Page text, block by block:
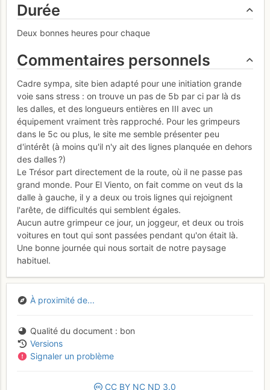
Durée
Deux bonnes heures pour chaque
Commentaires personnels
Cadre sympa, site bien adapté pour une initiation grande
voie sans stress : on trouve un pas de 5b par ci par là ds
les dalles, et des longueurs entières en III avec un
équipement vraiment très rapproché. Pour les grimpeurs
dans le 5c ou plus, le site me semble présenter peu
d'intérêt (à moins qu'il n'y ait des lignes planquée en dehors
des dalles ?)
Le Trésor part directement de la route, où il ne passe pas
grand monde. Pour El Viento, on fait comme on veut ds la
dalle à gauche, il y a deux ou trois lignes qui rejoignent
l'arête, de difficultés qui semblent égales.
Aucun autre grimpeur ce jour, un joggeur, et deux ou trois
voitures en tout qui sont passées pendant qu'on était là.
Une bonne journée qui nous sortait de notre paysage
habituel.
À proximité de...
Qualité du document
bon
Versions
Signaler un problème
CC BY NC ND 3.0